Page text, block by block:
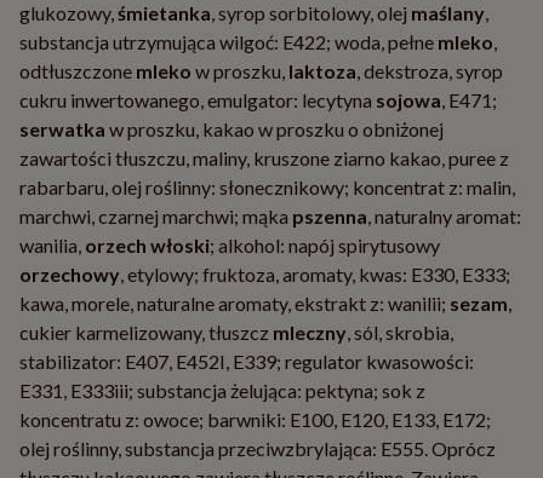
glukozowy,śmietanka, syrop sorbitolowy, olej maślany,
substancja utrzymująca wilgoć: E422; woda, pełne mleko,
odtłuszczone mleko w proszku, laktoza, dekstroza, syrop
cukru inwertowanego, emulgator: lecytyna sojowa, E471;
serwatka w proszku, kakao w proszku o obniżonej
zawartości tłuszczu, maliny, kruszone ziarno kakao, puree z
rabarbaru, olej roślinny: słonecznikowy; koncentrat z: malin,
marchwi, czarnej marchwi; mąka pszenna, naturalny aromat:
wanilia, orzech włoski; alkohol: napój spirytusowy
orzechowy, etylowy; fruktoza, aromaty, kwas: E330, E333;
kawa, morele, naturalne aromaty, ekstrakt z: wanilii; sezam,
cukier karmelizowany, tłuszcz mleczny, sól, skrobia,
stabilizator: E407, E452I, E339; regulator kwasowości:
E331, E333iii; substancja żelująca: pektyna; sok z
koncentratu z: owoce; barwniki: E100, E120, E133, E172;
olej roślinny, substancja przeciwzbrylająca: E555. Oprócz